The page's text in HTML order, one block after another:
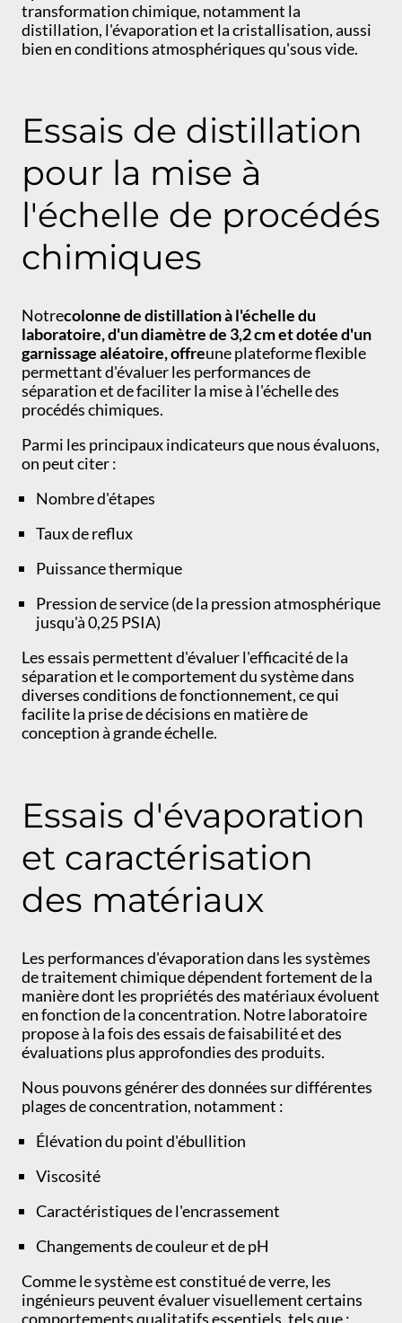
transformation chimique, notamment la
distillation, l'évaporation et la cristallisation, aussi
bien en conditions atmosphériques qu'sous vide.
Essais de distillation
pour la mise à
l'échelle de procédés
chimiques
Notrecolonne de distillation à l'échelle du
laboratoire, d'un diamètre de 3,2 cm et dotée d'un
garnissage aléatoire, offreune plateforme flexible
permettant d'évaluer les performances de
séparation et de faciliter la mise à l'échelle des
procédés chimiques.
Parmi les principaux indicateurs que nous évaluons,
on peut citer :
Nombre d'étapes
Taux de reflux
Puissance thermique
Pression de service (de la pression atmosphérique
jusqu'à 0,25 PSIA)
Les essais permettent d'évaluer l'efficacité de la
séparation et le comportement du système dans
diverses conditions de fonctionnement, ce qui
facilite la prise de décisions en matière de
conception à grande échelle.
Essais d'évaporation
et caractérisation
des matériaux
Les performances d'évaporation dans les systèmes
de traitement chimique dépendent fortement de la
manière dont les propriétés des matériaux évoluent
en fonction de la concentration. Notre laboratoire
propose à la fois des essais de faisabilité et des
évaluations plus approfondies des produits.
Nous pouvons générer des données sur différentes
plages de concentration, notamment :
Élévation du point d'ébullition
Viscosité
Caractéristiques de l'encrassement
Changements de couleur et de pH
Comme le système est constitué de verre, les
ingénieurs peuvent évaluer visuellement certains
comportements qualitatifs essentiels, tels que :